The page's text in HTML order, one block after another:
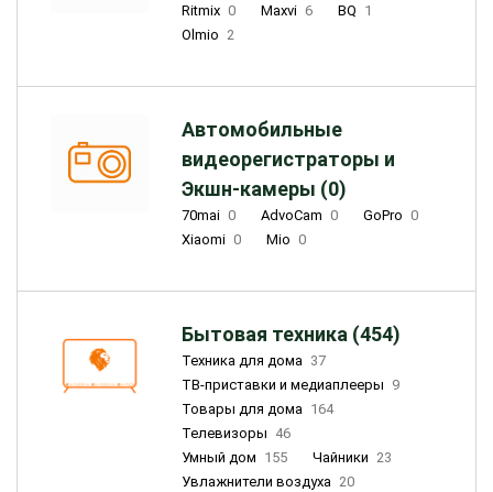
Ritmix 0 Maxvi 6 BQ 1
Olmio 2
Автомобильные
видеорегистраторы и
Экшн-камеры (0)
70mai 0 AdvoCam 0 GoPro 0
Xiaomi 0 Mio 0
Бытовая техника (454)
Техника для дома 37
ТВ-приставки и медиаплееры 9
Товары для дома 164
Телевизоры 46
Умный дом 155 Чайники 23
Увлажнители воздуха 20